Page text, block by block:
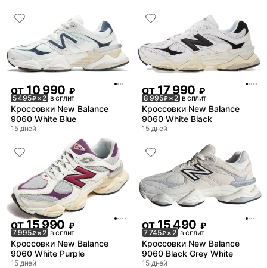
от10 990 ₽
5 495₽× 2 в сплит
Кроссовки New Balance
9060 White Blue
15 дней
от17 990 ₽
8 995₽× 2 в сплит
Кроссовки New Balance
9060 White Black
15 дней
от15 990 ₽
7 995₽× 2 в сплит
Кроссовки New Balance
9060 White Purple
15 дней
от15 490 ₽
7 745₽× 2 в сплит
Кроссовки New Balance
9060 Black Grey White
15 дней